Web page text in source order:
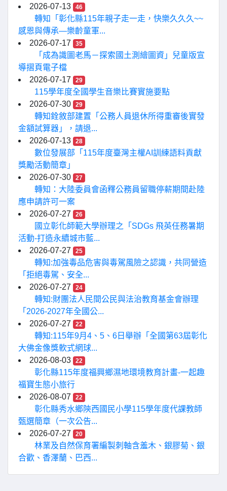
2026-07-13
46
轉知「彰化縣115年親子走一走，快樂久久久~~
感恩與傳承—樂齡童軍...
2026-07-17
35
「成為識圖老馬－探索國土測繪圖資」兒童版宣
導摺頁電子檔
2026-07-17
29
115學年度全國學生音樂比賽實施要點
2026-07-30
29
轉知銓敘部建置「公務人員退休所得重審後實發
金額試算器」，請退...
2026-07-13
28
數位發展部「115年度臺灣主權AI訓練語料貢獻
獎勵活動簡章」
2026-07-30
27
轉知：大陸委員會函釋公務員留職停薪期間赴陸
應申請許可一案
2026-07-27
26
國立彰化師範大學辦理之「SDGs 飛英任務暑期
活動-打造永續城市藍...
2026-07-27
25
轉知:加強毒品危害與毒駕風險之認識，共同營造
「拒絕毒駕、安全...
2026-07-27
24
轉知:財團法人民間公民與法治教育基金會辦理
「2026-2027年全國公...
2026-07-27
22
轉知:115年9月4、5、6日舉辦「全國第63屆彰化
大佛金像獎軟式網球...
2026-08-03
22
彰化縣115年度福興鄉濕地環境教育計畫-一起趣
福寶生態小旅行
2026-08-07
22
彰化縣秀水鄉陝西國民小學115學年度代課教師
甄選簡章（一次公告...
2026-07-27
20
林業及自然保育署編製刺軸含羞木、銀膠菊、銀
合歡、香澤蘭、巴西...